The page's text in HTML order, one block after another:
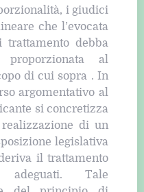
i giudici
che l’evocata
trattamento debba
proporzionata al
di cui sopra . In
argomentativo al
si concretizza
realizzazione di un
legislativa
il trattamento
adeguati. Tale